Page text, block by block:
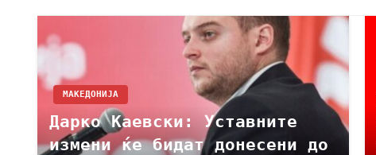
МАКЕДОНИЈА
Дарко Каевски: Уставните
измени ќе бидат донесени до